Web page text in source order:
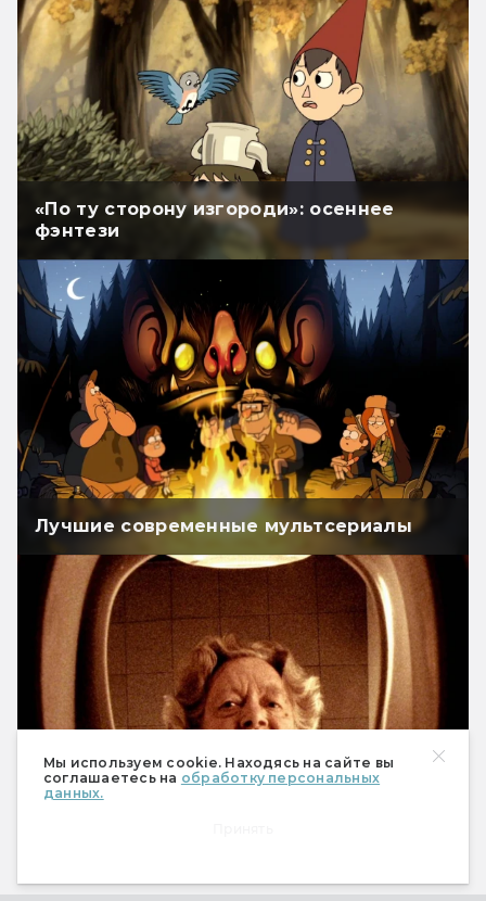
Мы используем cookie. Находясь на сайте вы
соглашаетесь на обработку персональных
данных.
«По ту сторону изгороди»: осеннее
фэнтези
Лучшие современные мультсериалы
Самые странные сериалы, которые